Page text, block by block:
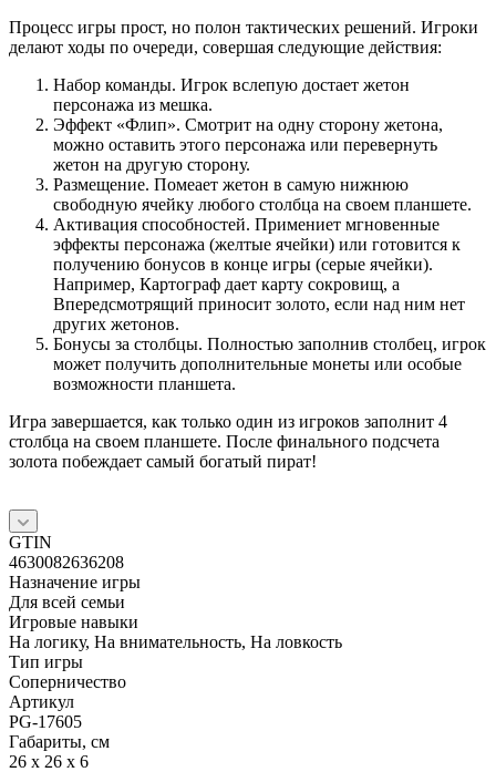
Процесс игры прост, но полон тактических решений. Игроки
делают ходы по очереди, совершая следующие действия:
Набор команды. Игрок вслепую достает жетон
персонажа из мешка.
Эффект «Флип». Смотрит на одну сторону жетона,
можно оставить этого персонажа или перевернуть
жетон на другую сторону.
Размещение. Помеает жетон в самую нижнюю
свободную ячейку любого столбца на своем планшете.
Активация способностей. Примениет мгновенные
эффекты персонажа (желтые ячейки) или готовится к
получению бонусов в конце игры (серые ячейки).
Например, Картограф дает карту сокровищ, а
Впередсмотрящий приносит золото, если над ним нет
других жетонов.
Бонусы за столбцы. Полностью заполнив столбец, игрок
может получить дополнительные монеты или особые
возможности планшета.
Игра завершается, как только один из игроков заполнит 4
столбца на своем планшете. После финального подсчета
золота побеждает самый богатый пират!
GTIN
4630082636208
Назначение игры
Для всей семьи
Игровые навыки
На логику, На внимательность, На ловкость
Тип игры
Соперничество
Артикул
PG-17605
Габариты, см
26 x 26 x 6